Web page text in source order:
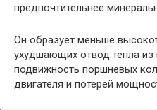
предпочтительнее
Он образует меньше
ухудшающих отвод тепла из
подвижность поршневых
двигателя и потерей